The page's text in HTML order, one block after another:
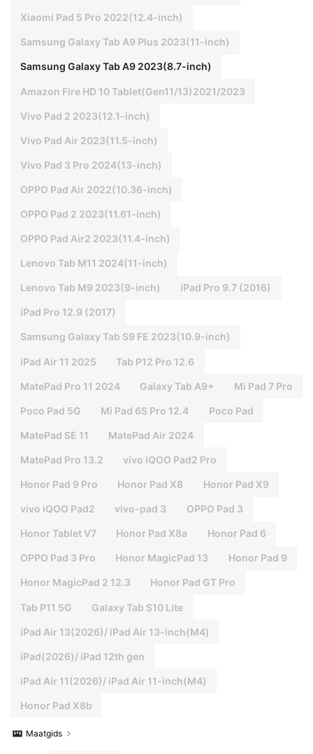
Xiaomi Pad 5 Pro 2022(12.4-inch)
Samsung Galaxy Tab A9 Plus 2023(11-inch)
Samsung Galaxy Tab A9 2023(8.7-inch)
Amazon Fire HD 10 Tablet(Gen11/13)2021/2023
Vivo Pad 2 2023(12.1-inch)
Vivo Pad Air 2023(11.5-inch)
Vivo Pad 3 Pro 2024(13-inch)
OPPO Pad Air 2022(10.36-inch)
OPPO Pad 2 2023(11.61-inch)
OPPO Pad Air2 2023(11.4-inch)
Lenovo Tab M11 2024(11-inch)
Lenovo Tab M9 2023(9-inch) iPad Pro 9.7 (2016)
iPad Pro 12.9 (2017)
Samsung Galaxy Tab S9 FE 2023(10.9-inch)
iPad Air 11 2025 Tab P12 Pro 12.6
MatePad Pro 11 2024 Galaxy Tab A9+ Mi Pad 7 Pro
Poco Pad 5G Mi Pad 6S Pro 12.4 Poco Pad
MatePad SE 11 MatePad Air 2024
MatePad Pro 13.2 vivo iQOO Pad2 Pro
Honor Pad 9 Pro Honor Pad X8 Honor Pad X9
vivo iQOO Pad2 vivo-pad 3 OPPO Pad 3
Honor Tablet V7 Honor Pad X8a Honor Pad 6
OPPO Pad 3 Pro Honor MagicPad 13 Honor Pad 9
Honor MagicPad 2 12.3 Honor Pad GT Pro
Tab P11 5G Galaxy Tab S10 Lite
iPad Air 13(2026)/ iPad Air 13-inch(M4)
iPad(2026)/ iPad 12th gen
iPad Air 11(2026)/ iPad Air 11-inch(M4)
Honor Pad X8b
Maatgids